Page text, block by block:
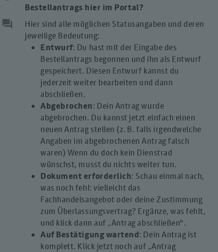
Bestellantrags hier im Portal?
question_answer
Hier sind alle möglichen Statusangaben und deren
jeweilige Bedeutung:
Entwurf: Du hast mit der Eingabe des
Bestellantrags begonnen und ihn als Entwurf
gespeichert. Diesen Entwurf kannst du
jederzeit weiter bearbeiten und dann
abschließen.
Abgebrochen: Dein Antrag wurde
abgebrochen. Du kannst jetzt einfach einen
neuen Antrag stellen (z. B. falls irgendwelche
Angaben im abgebrochenen Antrag falsch
waren) Wenn du doch kein Dienstrad
wünschst, musst du nichts weiter tun.
Dokument erforderlich: Schau einmal nach,
was noch fehl: vielleicht das
Fachhandelsangebot oder deine Zustimmung
zum Überlassungsvertrag? Ergänze, was fehlt,
und klick dann auf „Antrag abschließen".
Auf Bestätigung wartend: Dein Antrag ist
komplett. Klick jetzt noch auf „Antrag